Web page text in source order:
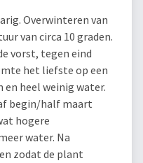
Overwinteren van
van circa 10 graden.
vorst, tegen eind
het liefste op een
en heel weinig water.
begin/half maart
hogere
water. Na
zodat de plant